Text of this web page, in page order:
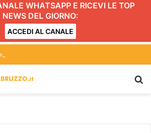
WHATSAPP E RICEVI LE TOP
NEWS DEL GIORNO:
ACCEDI AL CANALE